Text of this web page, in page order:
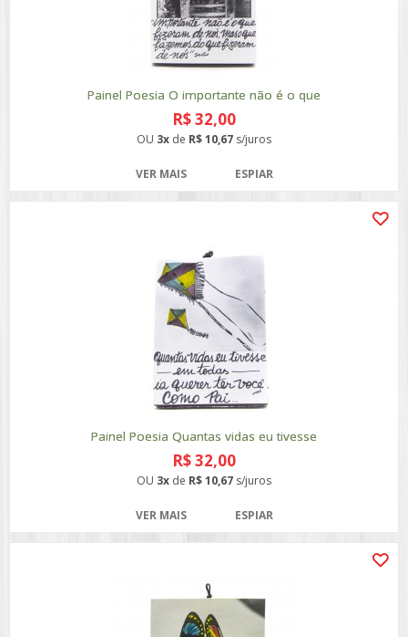
Painel Poesia O importante não é o que
R$ 32,00
OU 3x de R$ 10,67 s/juros
VER MAIS ESPIAR
Painel Poesia Quantas vidas eu tivesse
R$ 32,00
OU 3x de R$ 10,67 s/juros
VER MAIS ESPIAR